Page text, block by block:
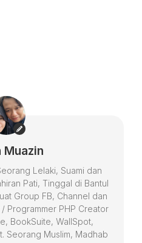
Muazin
Lelaki, Suami dan
Pati, Tinggal di Bantul
Group FB, Channel dan
Programmer PHP Creator
BookSuite, WallSpot,
Seorang Muslim, Madhab